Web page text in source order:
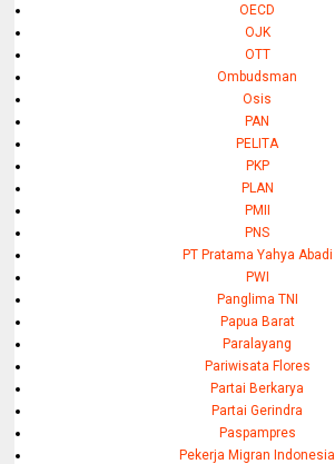
OECD
OJK
OTT
Ombudsman
Osis
PAN
PELITA
PKP
PLAN
PMII
PNS
PT Pratama Yahya Abadi
PWI
Panglima TNI
Papua Barat
Paralayang
Pariwisata Flores
Partai Berkarya
Partai Gerindra
Paspampres
Pekerja Migran Indonesia